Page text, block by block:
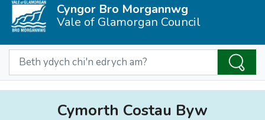
Cyngor Bro Morgannwg
Vale of Glamorgan Council
Cymorth Costau Byw